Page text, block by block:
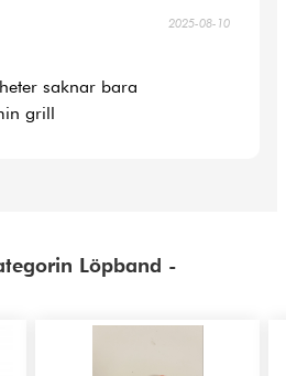
2025-08-10
saknar bara
grill
Löpband -